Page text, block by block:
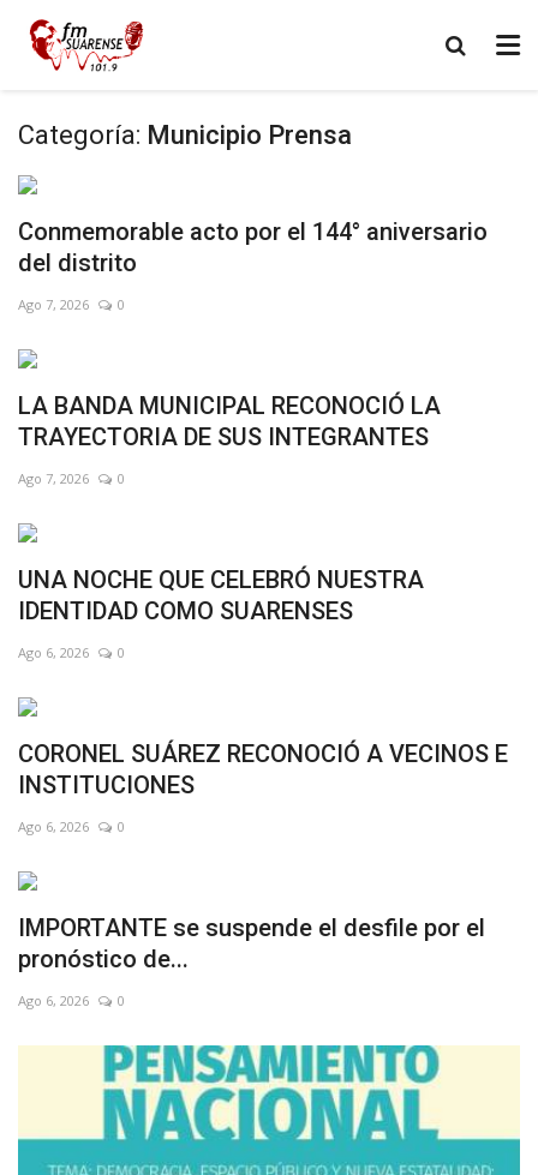
Categoría: Municipio Prensa
Conmemorable acto por el 144° aniversario
del distrito
Ago 7, 2026 0
LA BANDA MUNICIPAL RECONOCIÓ LA
TRAYECTORIA DE SUS INTEGRANTES
Ago 7, 2026 0
UNA NOCHE QUE CELEBRÓ NUESTRA
IDENTIDAD COMO SUARENSES
Ago 6, 2026 0
CORONEL SUÁREZ RECONOCIÓ A VECINOS E
INSTITUCIONES
Ago 6, 2026 0
IMPORTANTE se suspende el desfile por el
pronóstico de...
Ago 6, 2026 0